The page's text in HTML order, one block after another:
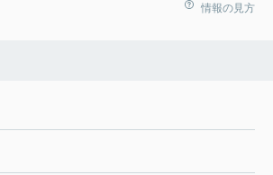
情報の見方